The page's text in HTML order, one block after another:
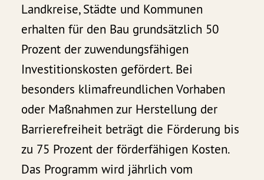
Landkreise, Städte und Kommunen
erhalten für den Bau grundsätzlich 50
Prozent der zuwendungsfähigen
Investitionskosten gefördert. Bei
besonders klimafreundlichen Vorhaben
oder Maßnahmen zur Herstellung der
Barrierefreiheit beträgt die Förderung bis
zu 75 Prozent der förderfähigen Kosten.
Das Programm wird jährlich vom